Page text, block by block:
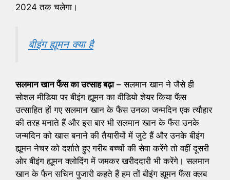
2024 तक चलेगा।
बीइंग ह्यूमन क्या है
सलमान खान फैंस का उत्साह बढ़ा– सलमान खान ने जैसे ही
सोशल मीडिया पर बीइंग ह्यूमन का वीडियो शेयर किया फैंस
उत्साहित हों गए सलमान खान के फैंस उनका जन्मदिन एक त्यौहार
की तरह मनाते हैं और इस बार भी सलमान खान के फैंस उनके
जन्मदिन को खास बनाने की तैयारीयों में जुटे हैं और उनके बीइंग
ह्यूमन नेचर को दर्शाते हुए गरीब बच्चों की सेवा करेंगे तो वहीं दूसरी
ओर बीइंग ह्यूमन क्लोदिंग में जमकर खरीददारी भी करेंगे। सलमान
खान के फैन सचिन पुजारी कहते हैं हम तों बीइंग ह्यूमन फैंस क्लब